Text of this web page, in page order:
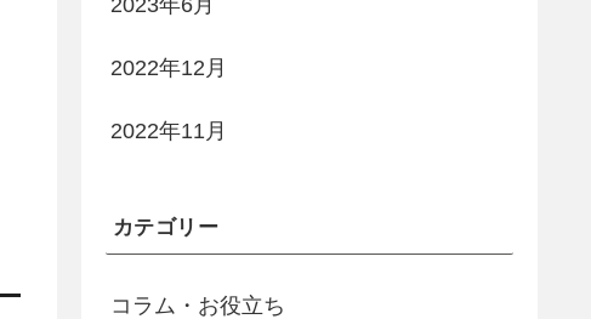
2023年6月
2022年12月
2022年11月
カテゴリー
コラム・お役立ち